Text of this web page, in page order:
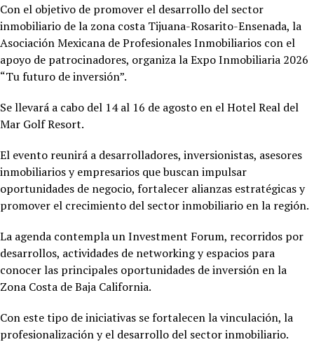
Con el objetivo de promover el desarrollo del sector
inmobiliario de la zona costa Tijuana-Rosarito-Ensenada, la
Asociación Mexicana de Profesionales Inmobiliarios con el
apoyo de patrocinadores, organiza la Expo Inmobiliaria 2026
“Tu futuro de inversión”.
Se llevará a cabo del 14 al 16 de agosto en el HotelReal del
Mar Golf Resort.
El evento reunirá a desarrolladores, inversionistas, asesores
inmobiliarios y empresarios que buscan impulsar
oportunidades de negocio, fortalecer alianzas estratégicas y
promover el crecimiento del sector inmobiliario en la región.
La agenda contempla un Investment Forum, recorridos por
desarrollos, actividades de networking y espacios para
conocer las principales oportunidades de inversión en la
Zona Costa de Baja California.
Con este tipo de iniciativas se fortalecen la vinculación, la
profesionalización y el desarrollo del sector inmobiliario.